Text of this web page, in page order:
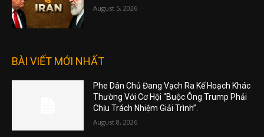
August 5, 2026
BÀI VIẾT MỚI NHẤT
Phe Dân Chủ Đang Vạch Ra Kế Hoạch Khác
Thường Với Cơ Hội “Buộc Ông Trump Phải
Chịu Trách Nhiệm Giải Trình”.
August 8, 2026